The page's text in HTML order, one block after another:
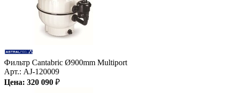
Фильтр Cantabric Ø900mm Multiport
Арт.: AJ-120009
Цена: 320 090 ₽